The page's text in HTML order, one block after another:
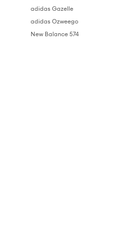
adidas Gazelle
adidas Ozweego
New Balance 574